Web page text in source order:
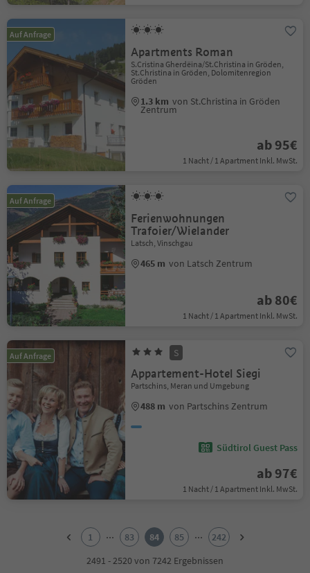
Auf Anfrage
Apartments Roman
S.Cristina Gherdëina/St.Christina in Gröden,
St.Christina in Gröden, Dolomitenregion
Gröden
1.3 km von St.Christina in Gröden
Zentrum
ab 95€
1 Nacht / 1 Apartment Inkl. MwSt.
Auf Anfrage
Ferienwohnungen
Trafoier/Wielander
Latsch, Vinschgau
465 m von Latsch Zentrum
ab 80€
1 Nacht / 1 Apartment Inkl. MwSt.
Auf Anfrage S
Appartement-Hotel Siegi
Partschins, Meran und Umgebung
488 m von Partschins Zentrum
Südtirol Guest Pass
ab 97€
1 Nacht / 1 Apartment Inkl. MwSt.
1 ... 83 84 85 ...
242
2491 - 2520 von 7242 Ergebnissen